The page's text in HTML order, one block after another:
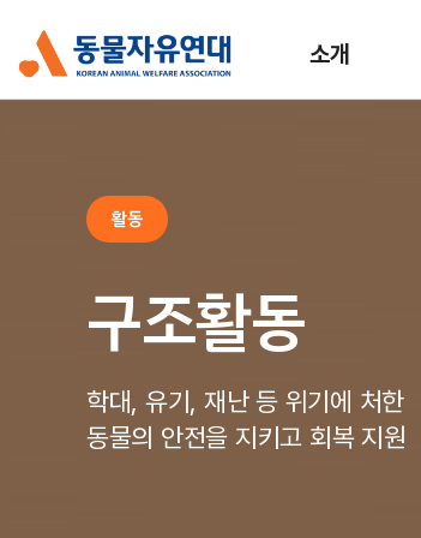
소개
활동
구조활동
학대, 유기, 재난 등 위기에 처한
동물의 안전을 지키고 회복 지원